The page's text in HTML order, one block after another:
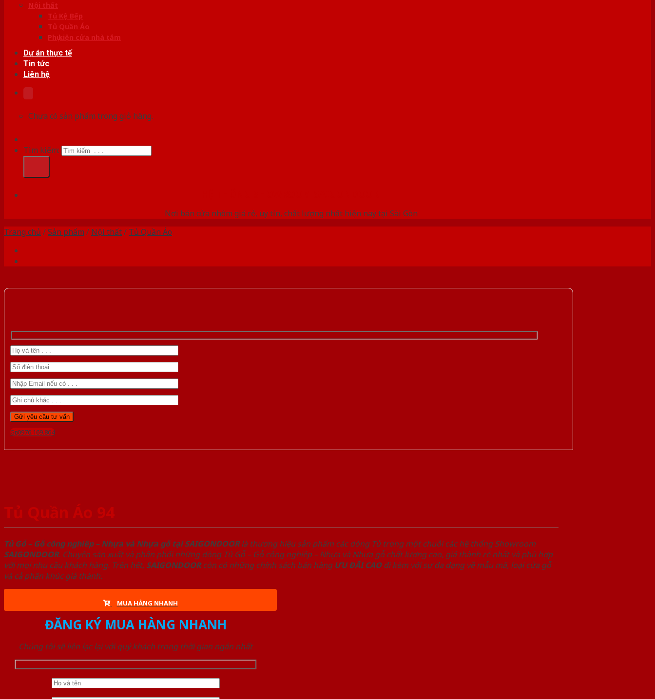
Nội thất
Tủ Kệ Bếp
Tủ Quần Áo
Phụ kiện cửa nhà tắm
Dự án thực tế
Tin tức
Liên hệ
Chưa có sản phẩm trong giỏ hàng.
Tìm kiếm:
Nơi bán cửa nhôm giá rẻ, uy tín, chất lượng nhất hiện nay tại Sài Gòn
Trang chủ /Sản phẩm / Nội thất/ Tủ Quần Áo
Gọi 0976.169.864
Tủ Quần Áo 94
Tủ Gỗ – Gỗ công nghiêp – Nhựa và Nhựa gỗ tại SAIGONDOORlà thương hiệu sản phẩm các dòng Tủ trong một chuỗi các hệ thống Showroom
SAIGONDOOR. Chuyên sản xuất và phân phối những dòng Tủ Gỗ – Gỗ công nghiêp – Nhựa và Nhựa gỗ chất lượng cao, giá thành rẻ nhất và phù hợp
với mọi nhu cầu khách hàng. Trên hết, SAIGONDOORcòn có những chính sách bán hàng ƯU ĐÃI CAOđi kèm với sự đa dạng về mẫu mã, loại cửa gỗ
và cả phân khúc giá thành.
MUA HÀNG NHANH
ĐĂNG KÝ MUA HÀNG NHANH
Chúng tôi sẽ liên lạc lại với quý khách trong thời gian ngắn nhất